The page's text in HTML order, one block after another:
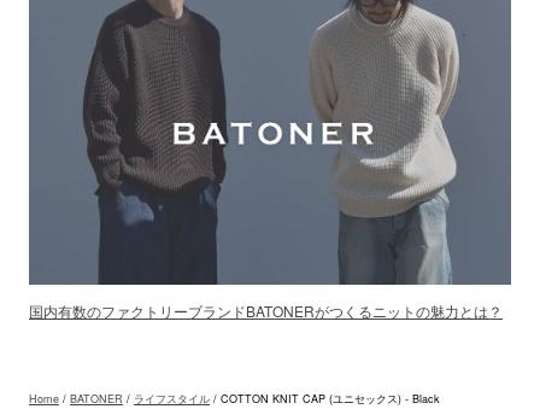
国内有数のファクトリーブランドBATONERがつくるニットの魅力とは？
Home / BATONER / ライフスタイル / COTTON KNIT CAP (ユニセックス) - Black